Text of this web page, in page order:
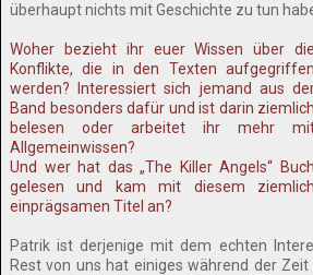
überhaupt nichts mit Geschichte zu tun
Woher bezieht ihr euer Wissen über die
Konflikte, die in den Texten aufgegriffen
werden? Interessiert sich jemand aus
Band besonders dafür und ist darin ziemlich
belesen oder arbeitet ihr mehr
Allgemeinwissen?
Und wer hat das „The Killer Angels“ Buch
gelesen und kam mit diesem ziemlich
einprägsamen Titel an?
Patrik ist derjenige mit dem echten
Rest von uns hat einiges während der